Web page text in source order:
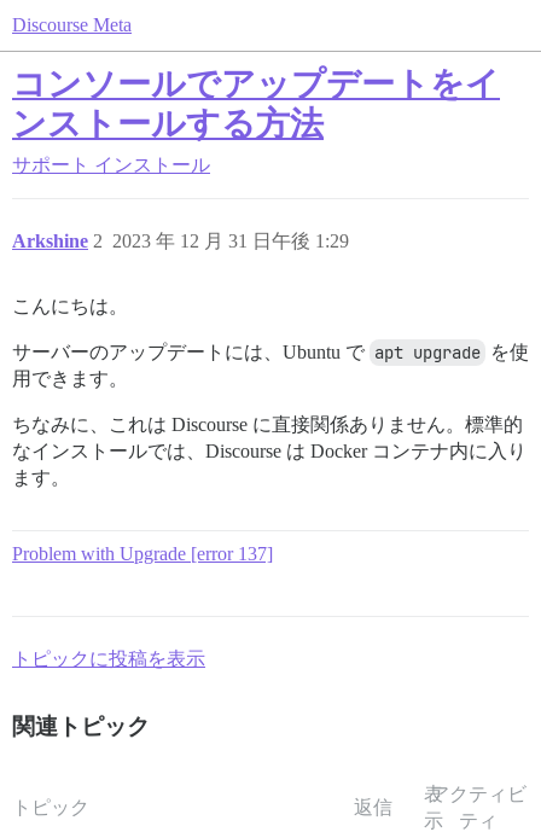
Discourse Meta
コンソールでアップデートをイ
ンストールする方法
サポート インストール
Arkshine 2023 年 12 月 31 日午後 1:29
2
こんにちは。
サーバーのアップデートには、Ubuntu で apt upgrade を使
用できます。
ちなみに、これは Discourse に直接関係ありません。標準的
なインストールでは、Discourse は Docker コンテナ内に入り
ます。
Problem with Upgrade [error 137]
トピックに投稿を表示
関連トピック
トピック 返信
表
示
アクティビ
ティ